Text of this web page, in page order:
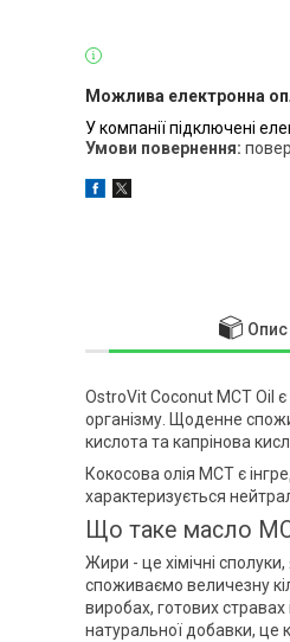
У компанії підключені
Опис
OstroVit Coconut MCT Oil
організму. Щоденне
кислота та капрінова
Кокосова олія MCT є
характеризується
Що таке масло
Жири - це хімічні
споживаємо величезну
виробах, готових
натуральної добавки, це